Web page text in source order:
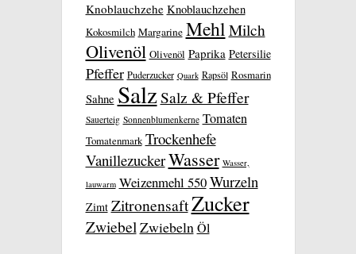
Knoblauchzehe Knoblauchzehen
Kokosmilch Margarine Mehl Milch
Olivenöl Olivenöl Paprika Petersilie
Pfeffer Puderzucker Quark Rapsöl Rosmarin
Sahne SalzSalz & Pfeffer
Sauerteig Sonnenblumenkerne Tomaten
Tomatenmark Trockenhefe
VanillezuckerWasser Wasser,
lauwarm Weizenmehl 550Wurzeln
Zimt ZitronensaftZucker
Zwiebel Zwiebeln Öl